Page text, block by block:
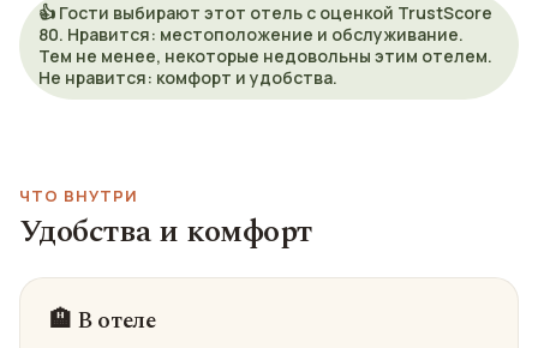
👍 Гости выбирают этот отель с оценкой TrustScore
80. Нравится: местоположение и обслуживание.
Тем не менее, некоторые недовольны этим отелем.
Не нравится: комфорт и удобства.
ЧТО ВНУТРИ
Удобства и комфорт
🏨 В отеле